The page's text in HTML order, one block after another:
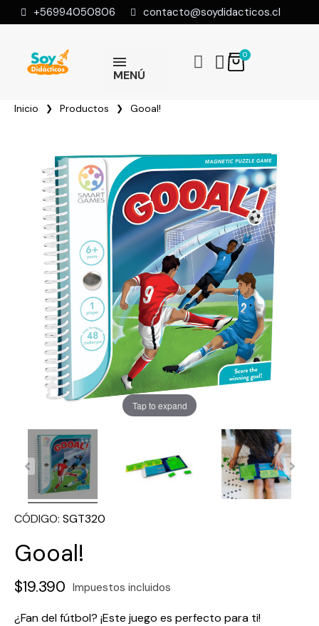
+56994050806 contacto@soydidacticos.cl
MENÚ
Inicio Productos Gooal!
Tap to expand
CÓDIGO SGT320
Gooal!
$19.390 Impuestos incluidos
¿Fan del fútbol? ¡Este juego es perfecto para ti!